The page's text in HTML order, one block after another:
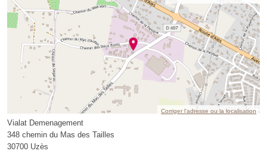
Corriger l’adresse ou la localisation
Vialat Demenagement
348 chemin du Mas des Tailles
30700 Uzès